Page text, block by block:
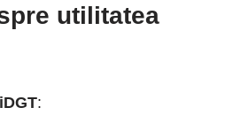
utilitatea
: